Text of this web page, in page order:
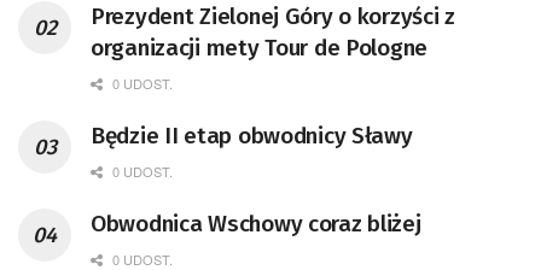
Prezydent Zielonej Góry o korzyści z
organizacji mety Tour de Pologne
0 UDOST.
Będzie II etap obwodnicy Sławy
0 UDOST.
Obwodnica Wschowy coraz bliżej
0 UDOST.